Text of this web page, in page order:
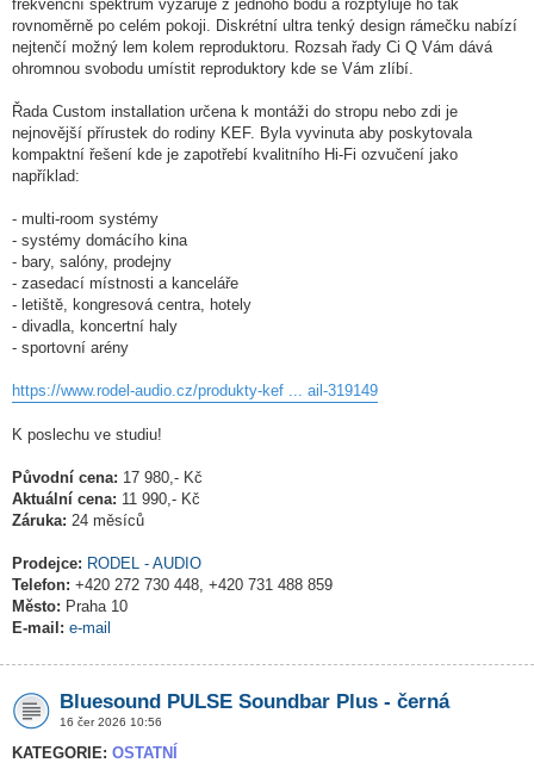
frekvenční spektrum vyzařuje z jednoho bodu a rozptyluje ho tak
rovnoměrně po celém pokoji. Diskrétní ultra tenký design rámečku nabízí
nejtenčí možný lem kolem reproduktoru. Rozsah řady Ci Q Vám dává
ohromnou svobodu umístit reproduktory kde se Vám zlíbí.
Řada Custom installation určena k montáži do stropu nebo zdi je
nejnovější přírustek do rodiny KEF. Byla vyvinuta aby poskytovala
kompaktní řešení kde je zapotřebí kvalitního Hi-Fi ozvučení jako
například:
- multi-room systémy
- systémy domácího kina
- bary, salóny, prodejny
- zasedací místnosti a kanceláře
- letiště, kongresová centra, hotely
- divadla, koncertní haly
- sportovní arény
https://www.rodel-audio.cz/produkty-kef ... ail-319149
K poslechu ve studiu!
Původní cena: 17 980,- Kč
Aktuální cena: 11 990,- Kč
Záruka: 24 měsíců
Prodejce: RODEL - AUDIO
Telefon: +420 272 730 448, +420 731 488 859
Město: Praha 10
E-mail: e-mail
Bluesound PULSE Soundbar Plus - černá
16 čer 2026 10:56
KATEGORIE: OSTATNÍ